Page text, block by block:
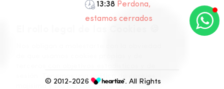
13:38 Perdona,
estamos cerrados
© 2012-2026 . All Rights
sesión. Tenemos una política de cookies
majísima y bla bla bla... Este aviso